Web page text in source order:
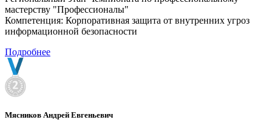
мастерству "Профессионалы"
Компетенция: Корпоративная защита от внутренних угроз
информационной безопасности
Подробнее
Мясников Андрей Евгеньевич